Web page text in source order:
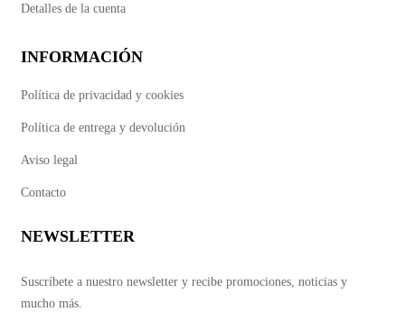
Detalles de la cuenta
INFORMACIÓN
Política de privacidad y cookies
Política de entrega y devolución
Aviso legal
Contacto
NEWSLETTER
Suscríbete a nuestro newsletter y recibe promociones, noticias y
mucho más.